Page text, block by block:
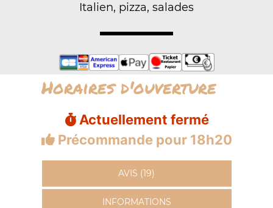
Italien, pizza, salades
Horaires d'ouverture
Actuellement fermé
Précommande pour 18h20
AVIS (19)
INFORMATIONS